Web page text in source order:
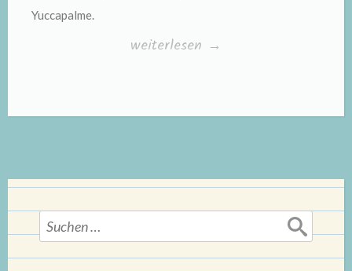
Yuccapalme.
„Vorsicht
weiterlesen →
Suchen
nach: